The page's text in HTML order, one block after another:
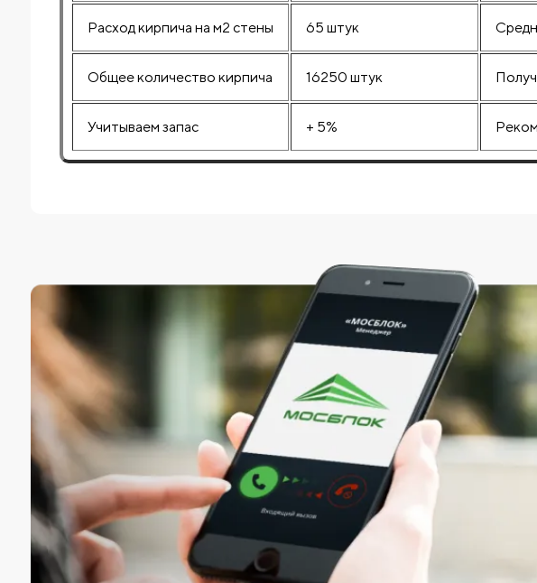
Расход кирпича на м2 стены 65 штук
Общее количество кирпича 16250 штук
Учитываем запас + 5%